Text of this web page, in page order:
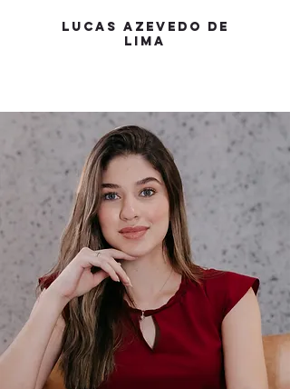
LUCAS AZEVEDO DE
LIMA